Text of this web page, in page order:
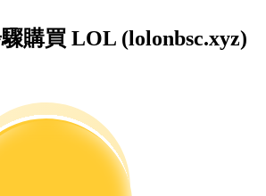
的大數據分析
購買 LOL (lolonbsc.xyz)